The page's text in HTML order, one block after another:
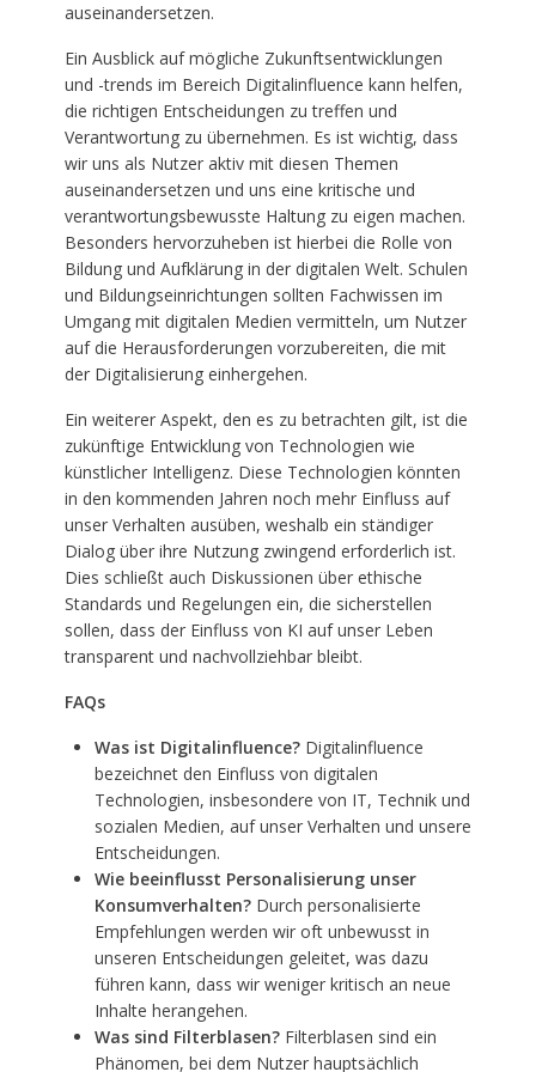
auseinandersetzen.
Ein Ausblick auf mögliche Zukunftsentwicklungen
und -trends im Bereich Digitalinfluence kann helfen,
die richtigen Entscheidungen zu treffen und
Verantwortung zu übernehmen. Es ist wichtig, dass
wir uns als Nutzer aktiv mit diesen Themen
auseinandersetzen und uns eine kritische und
verantwortungsbewusste Haltung zu eigen machen.
Besonders hervorzuheben ist hierbei die Rolle von
Bildung und Aufklärung in der digitalen Welt. Schulen
und Bildungseinrichtungen sollten Fachwissen im
Umgang mit digitalen Medien vermitteln, um Nutzer
auf die Herausforderungen vorzubereiten, die mit
der Digitalisierung einhergehen.
Ein weiterer Aspekt, den es zu betrachten gilt, ist die
zukünftige Entwicklung von Technologien wie
künstlicher Intelligenz. Diese Technologien könnten
in den kommenden Jahren noch mehr Einfluss auf
unser Verhalten ausüben, weshalb ein ständiger
Dialog über ihre Nutzung zwingend erforderlich ist.
Dies schließt auch Diskussionen über ethische
Standards und Regelungen ein, die sicherstellen
sollen, dass der Einfluss von KI auf unser Leben
transparent und nachvollziehbar bleibt.
FAQs
Was ist Digitalinfluence?Digitalinfluence
bezeichnet den Einfluss von digitalen
Technologien, insbesondere von IT, Technik und
sozialen Medien, auf unser Verhalten und unsere
Entscheidungen.
Wie beeinflusst Personalisierung unser
Konsumverhalten?Durch personalisierte
Empfehlungen werden wir oft unbewusst in
unseren Entscheidungen geleitet, was dazu
führen kann, dass wir weniger kritisch an neue
Inhalte herangehen.
Was sind Filterblasen?Filterblasen sind ein
Phänomen, bei dem Nutzer hauptsächlich